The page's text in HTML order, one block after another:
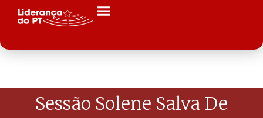
Sessão Solene Salva De